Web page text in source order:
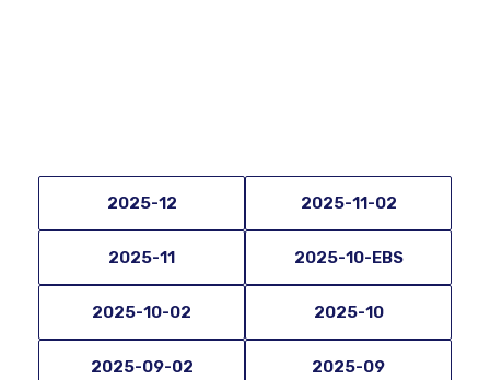
2025-12 2025-11-02
2025-11 2025-10-EBS
2025-10-02 2025-10
2025-09-02 2025-09